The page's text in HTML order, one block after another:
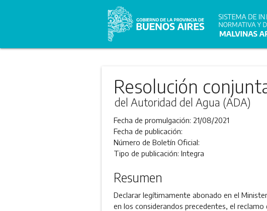
Resolución
del Autoridad del Agua (ADA)
Fecha de promulgación: 21/08/2021
Fecha de publicación:
Número de Boletín Oficial:
Tipo de publicación: Integra
Resumen
Declarar legítimamente abonado en el
en los considerandos precedentes, el